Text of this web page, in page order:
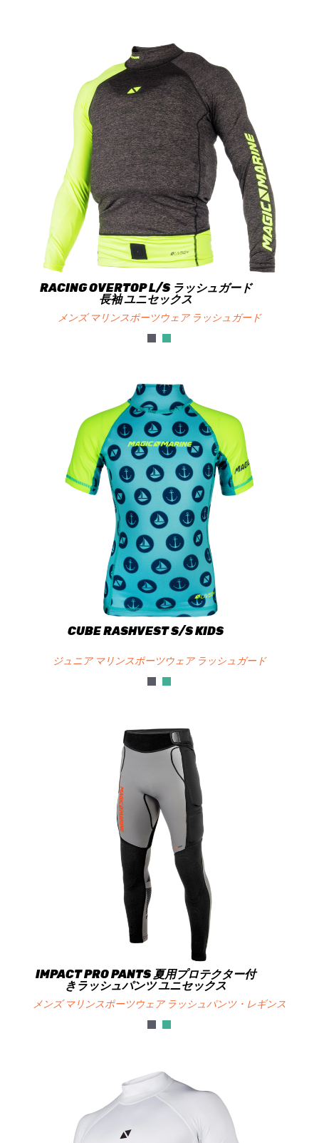
RACING OVERTOP L/S ラッシュガード
長袖 ユニセックス
メンズ マリンスポーツウェア ラッシュガード
CUBE RASHVEST S/S KIDS
ジュニア マリンスポーツウェア ラッシュガード
IMPACT PRO PANTS 夏用プロテクター付
きラッシュパンツ ユニセックス
メンズ マリンスポーツウェア ラッシュパンツ・レギンス